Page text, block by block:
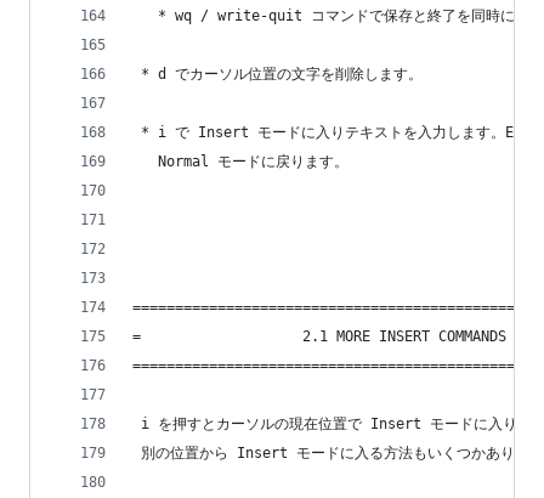
* wq / write-quit コマンドで保存と終了を同時に行
* d でカーソル位置の文字を削除します。
* i で Insert モードに入りテキストを入力します。
   Normal モードに戻ります。
=                   2.1 MORE INSERT
i を押すとカーソルの現在位置で Insert モードに入りま
別の位置から Insert モードに入る方法もいくつかありま